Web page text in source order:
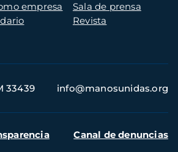
empresa
Sala de prensa
Revista
33439 info@manosunidas.org
Canal de denuncias